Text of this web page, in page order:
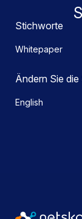
Stichworte
Whitepaper
Ändern Sie die
English